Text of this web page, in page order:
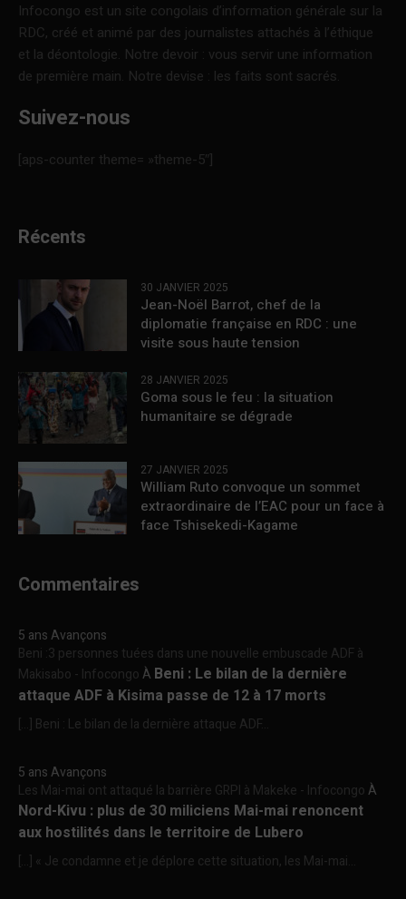
Infocongo est un site congolais d’information générale sur la
RDC, créé et animé par des journalistes attachés à l’éthique
et la déontologie. Notre devoir : vous servir une information
de première main. Notre devise : les faits sont sacrés.
Suivez-nous
[aps-counter theme= »theme-5″]
Récents
30 JANVIER 2025
Jean-Noël Barrot, chef de la
diplomatie française en RDC : une
visite sous haute tension
28 JANVIER 2025
Goma sous le feu : la situation
humanitaire se dégrade
27 JANVIER 2025
William Ruto convoque un sommet
extraordinaire de l’EAC pour un face à
face Tshisekedi-Kagame
Commentaires
5 ans Avançons
Beni :3 personnes tuées dans une nouvelle embuscade ADF à
Makisabo - InfocongoÀ Beni : Le bilan de la dernière
attaque ADF à Kisima passe de 12 à 17 morts
[…] Beni : Le bilan de la dernière attaque ADF...
5 ans Avançons
Les Mai-mai ont attaqué la barrière GRPI à Makeke - InfocongoÀ
Nord-Kivu : plus de 30 miliciens Mai-mai renoncent
aux hostilités dans le territoire de Lubero
[…] « Je condamne et je déplore cette situation, les Mai-mai...